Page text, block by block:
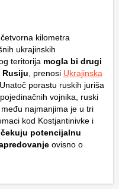
kilometra
ukrajinskih
teritorija mogla bi drugi
Rusiju , prenosi Ukrajinska
porastu ruskih juriša
vojnika, ruski
najmanjima je u tri
kod Kostjantinivke i
potencijalnu
ovisno o